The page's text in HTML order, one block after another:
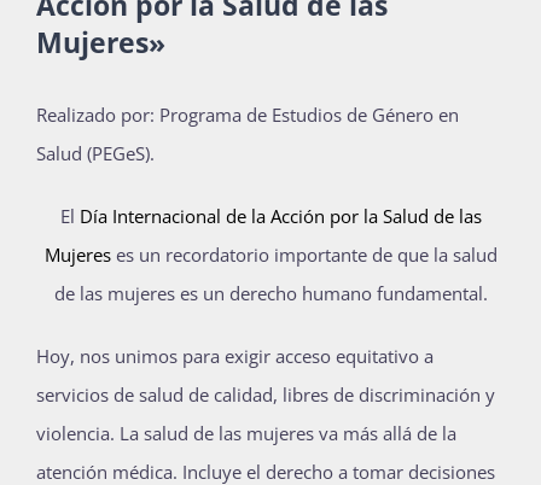
La Boletina
Blog
Recursos
Publicaciones
Mujeres»
Realizado por: Programa de Estudios de Género en
Salud (PEGeS).
El Día Internacional de la Acción por la Salud de las
Mujereses un recordatorio importante de que la salud
de las mujeres es un derecho humano fundamental.
Hoy, nos unimos para exigir acceso equitativo a
servicios de salud de calidad, libres de discriminación y
violencia. La salud de las mujeres va más allá de la
atención médica. Incluye el derecho a tomar decisiones